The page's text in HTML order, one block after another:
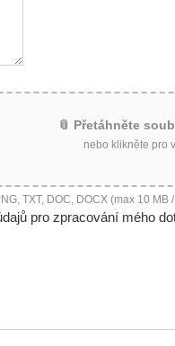
📎 Přetáhněte
nebo klikněte pro
TXT, DOC, DOCX (max 10
pro zpracování mého